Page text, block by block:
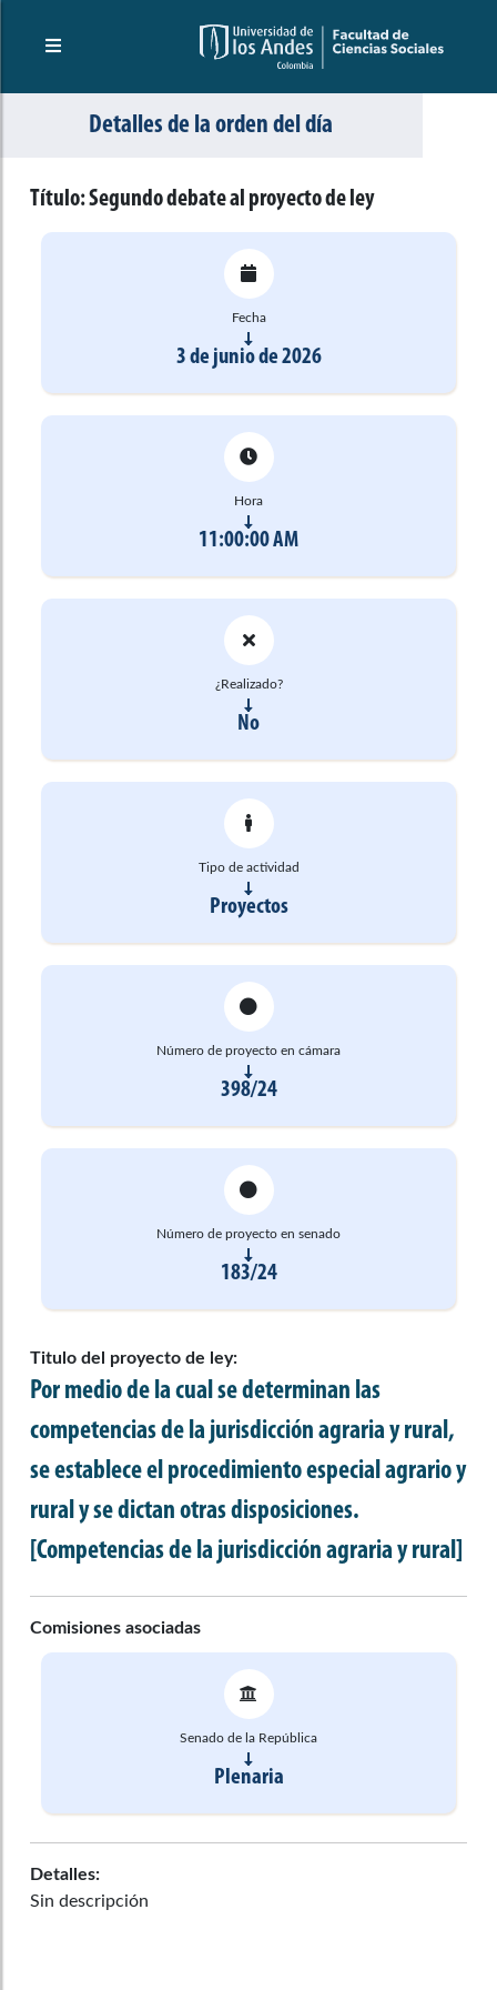
Detalles de la orden del día
Título:Segundo debate al proyecto de ley
Fecha
3 de junio de 2026
Hora
11:00:00 AM
¿Realizado?
No
Tipo de actividad
Proyectos
Número de proyecto en cámara
398/24
Número de proyecto en senado
183/24
Titulo del proyecto de ley:
Por medio de la cual se determinan las
competencias de la jurisdicción agraria y rural,
se establece el procedimiento especial agrario y
rural y se dictan otras disposiciones.
[Competencias de la jurisdicción agraria y rural]
Comisiones asociadas
Senado de la República
Plenaria
Detalles:
Sin descripción